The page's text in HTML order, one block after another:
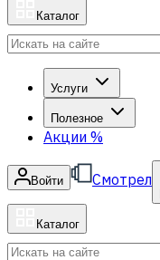
Каталог
Услуги
Полезное
Акции %
Войти Смотрел
Каталог